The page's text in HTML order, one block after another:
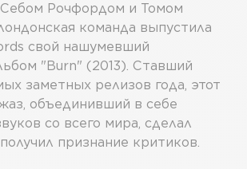
Рочфордом и Томом
команда выпустила
свой нашумевший
"Burn" (2013). Ставший
заметных релизов года, этот
объединивший в себе
со всего мира, сделал
признание критиков.